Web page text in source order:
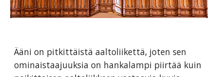
Ääni on pitkittäistä aaltoliikettä, joten sen
ominaistaajuuksia on hankalampi piirtää kuin